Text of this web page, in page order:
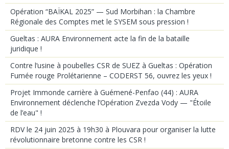
Opération “BAÏKAL 2025” — Sud Morbihan : la Chambre
Régionale des Comptes met le SYSEM sous pression !
Gueltas : AURA Environnement acte la fin de la bataille
juridique !
Contre l’usine à poubelles CSR de SUEZ à Gueltas : Opération
Fumée rouge Prolétarienne – CODERST 56, ouvrez les yeux !
Projet Immonde carrière à Guémené-Penfao (44) : AURA
Environnement déclenche l’Opération Zvezda Vody — "Étoile
de l’eau" !
RDV le 24 juin 2025 à 19h30 à Plouvara pour organiser la lutte
révolutionnaire bretonne contre les CSR !